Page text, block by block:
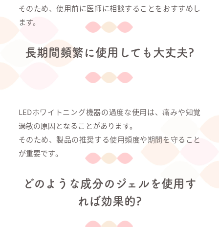
そのため、使用前に医師に相談することをおすすめし
ます。
長期間頻繁に使用しても大丈夫?
LEDホワイトニング機器の過度な使用は、痛みや知覚
過敏の原因となることがあります。
そのため、製品の推奨する使用頻度や期間を守ること
が重要です。
どのような成分のジェルを使用す
れば効果的?